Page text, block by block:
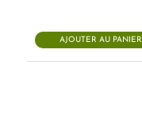
AJOUTER AU PANIER